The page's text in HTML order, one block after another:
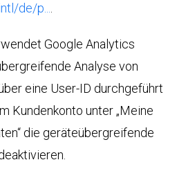
de/p...
Google Analytics
Analyse von
eine User-ID durchgeführt
Kundenkonto unter „Meine
die geräteübergreifende